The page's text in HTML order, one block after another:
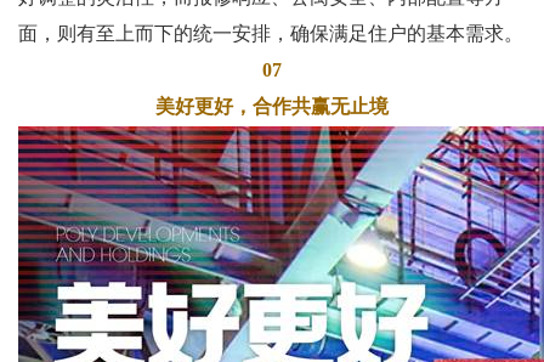
面，则有至上而下的统一安排，确保满足住户的基本需求。
07
美好更好，合作共赢无止境